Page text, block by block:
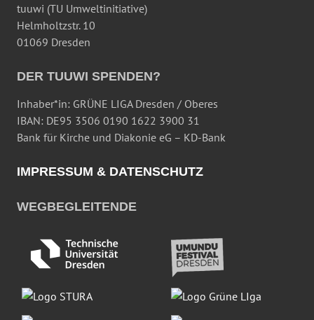
tuuwi (TU Umweltinitiative)
Helmholtzstr. 10
01069 Dresden
DER TUUWI SPENDEN?
Inhaber*in: GRÜNE LIGA Dresden / Oberes
IBAN: DE95 3506 0190 1622 3900 31
Bank für Kirche und Diakonie eG – KD-Bank
IMPRESSUM & DATENSCHUTZ
WEGBEGLEITENDE